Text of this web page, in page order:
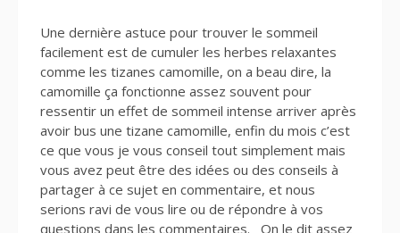
Une dernière astuce pour trouver le sommeil
facilement est de cumuler les herbes relaxantes
comme les tizanes camomille, on a beau dire, la
camomille ça fonctionne assez souvent pour
ressentir un effet de sommeil intense arriver après
avoir bus une tizane camomille, enfin du mois c’est
ce que vous je vous conseil tout simplement mais
vous avez peut être des idées ou des conseils à
partager à ce sujet en commentaire, et nous
serions ravi de vous lire ou de répondre à vos
questions dans les commentaires. On le dit assez